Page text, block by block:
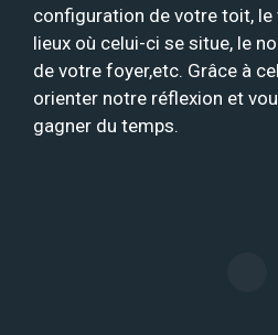
configuration de votre toit, le
lieux où celui-ci se situe, le
de votre foyer,etc. Grâce à
orienter notre réflexion et
gagner du temps.